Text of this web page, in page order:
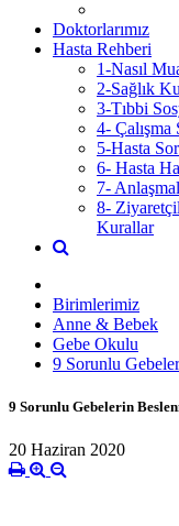
Doktorlarımız
Hasta Rehberi
1-Nasıl
2-Sağlık
3-Tıbbi
4- Çalışma
5-Hasta
6- Hasta
7-
8-
Kurallar
Birimlerimiz
Anne & Bebek
Gebe Okulu
9 Sorunlu
9 Sorunlu Gebelerin
20 Haziran 2020